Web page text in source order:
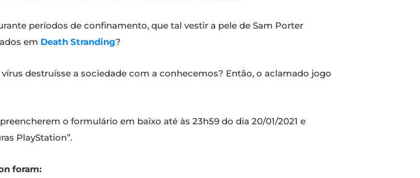
períodos de confinamento, que tal vestir a pele de Sam Porter
em Death Stranding?
destruísse a sociedade com a conhecemos? Então, o aclamado jogo
o formulário em baixo até às 23h59 do dia 20/01/2021 e
PlayStation”.
foram: